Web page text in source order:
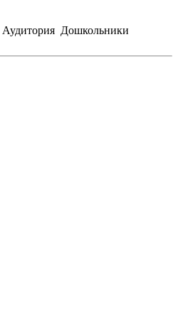
Аудитория Дошкольники